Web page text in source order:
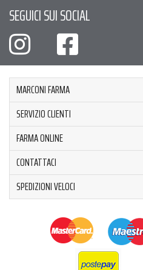
SEGUICI SUI SOCIAL
MARCONI FARMA
SERVIZIO CLIENTI
FARMA ONLINE
CONTATTACI
SPEDIZIONI VELOCI